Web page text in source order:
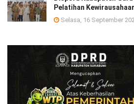
Pelatihan
Selasa, 16 September